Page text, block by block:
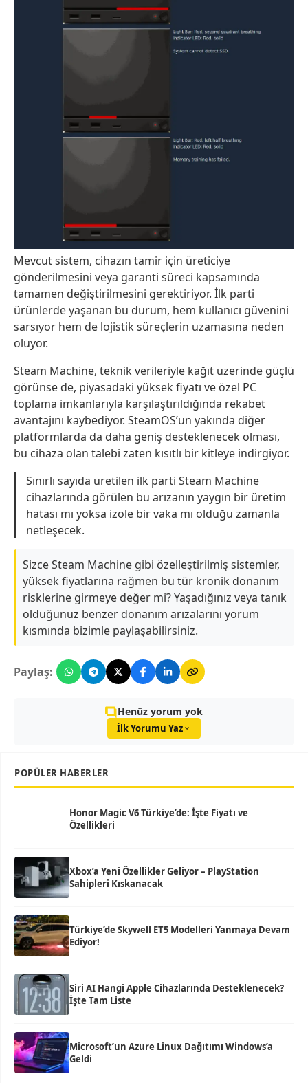
Mevcut sistem, cihazın tamir için üreticiye
gönderilmesini veya garanti süreci kapsamında
tamamen değiştirilmesini gerektiriyor. İlk parti
ürünlerde yaşanan bu durum, hem kullanıcı güvenini
sarsıyor hem de lojistik süreçlerin uzamasına neden
oluyor.
Steam Machine, teknik verileriyle kağıt üzerinde güçlü
görünse de, piyasadaki yüksek fiyatı ve özel PC
toplama imkanlarıyla karşılaştırıldığında rekabet
avantajını kaybediyor. SteamOS’un yakında diğer
platformlarda da daha geniş desteklenecek olması,
bu cihaza olan talebi zaten kısıtlı bir kitleye indirgiyor.
Sınırlı sayıda üretilen ilk parti Steam Machine
cihazlarında görülen bu arızanın yaygın bir üretim
hatası mı yoksa izole bir vaka mı olduğu zamanla
netleşecek.
Sizce Steam Machine gibi özelleştirilmiş sistemler,
yüksek fiyatlarına rağmen bu tür kronik donanım
risklerine girmeye değer mi? Yaşadığınız veya tanık
olduğunuz benzer donanım arızalarını yorum
kısmında bizimle paylaşabilirsiniz.
Paylaş:
Henüz yorum yok
İlk Yorumu Yaz
POPÜLER HABERLER
Honor Magic V6 Türkiye’de: İşte Fiyatı ve
Özellikleri
Xbox’a Yeni Özellikler Geliyor – PlayStation
Sahipleri Kıskanacak
Türkiye’de Skywell ET5 Modelleri Yanmaya Devam
Ediyor!
Siri AI Hangi Apple Cihazlarında Desteklenecek?
İşte Tam Liste
Microsoft’un Azure Linux Dağıtımı Windows’a
Geldi